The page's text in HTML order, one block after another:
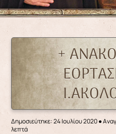
+
Δημοσιεύτηκε: 24 Ιουλίου 2020●
λεπτά